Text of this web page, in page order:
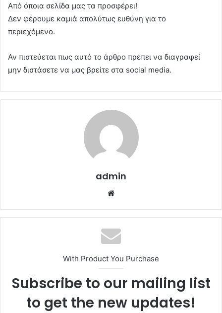
Από όποια σελίδα μας τα προσφέρει!
Δεν φέρουμε καμιά απολύτως ευθύνη για το
περιεχόμενο.
Αν πιστεύεται πως αυτό το άρθρο πρέπει να διαγραφεί
μην διστάσετε να μας βρείτε στα social media.
admin
With Product You Purchase
Subscribe to our mailing list
to get the new updates!